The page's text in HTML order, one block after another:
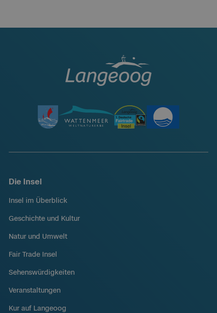
Die Insel
Insel im Überblick
Geschichte und Kultur
Natur und Umwelt
Fair Trade Insel
Sehenswürdigkeiten
Veranstaltungen
Kur auf Langeoog